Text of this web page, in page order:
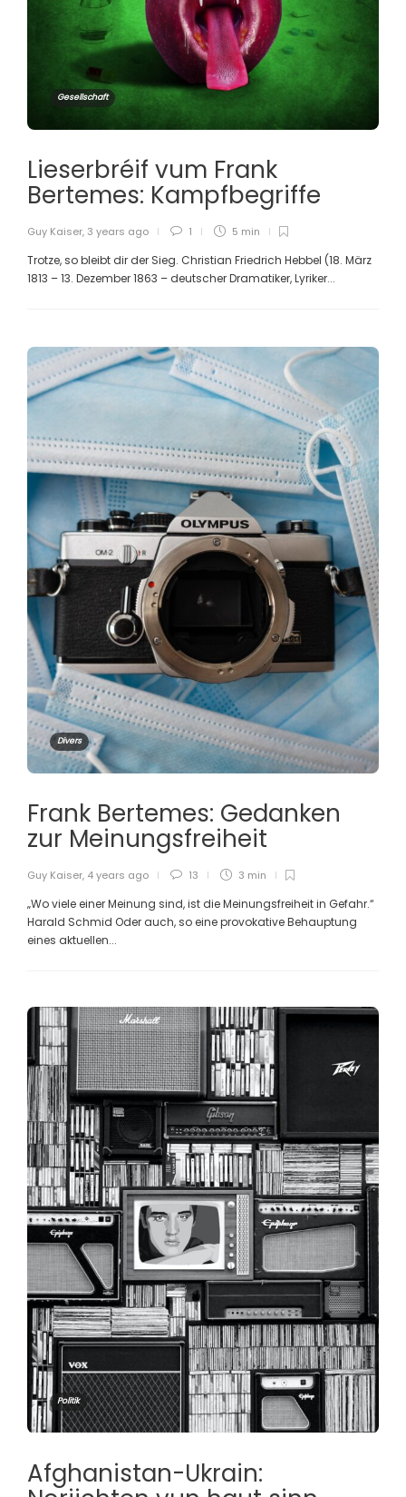
Gesellschaft
Lieserbréif vum Frank
Bertemes: Kampfbegriffe
Guy Kaiser, 3 years ago 1 5 min
Trotze, so bleibt dir der Sieg. Christian Friedrich Hebbel (18. März
1813 – 13. Dezember 1863 – deutscher Dramatiker, Lyriker...
Divers
Frank Bertemes: Gedanken
zur Meinungsfreiheit
Guy Kaiser, 4 years ago 13 3 min
„Wo viele einer Meinung sind, ist die Meinungsfreiheit in Gefahr.“
Harald Schmid Oder auch, so eine provokative Behauptung
eines aktuellen...
Politik
Afghanistan-Ukrain: